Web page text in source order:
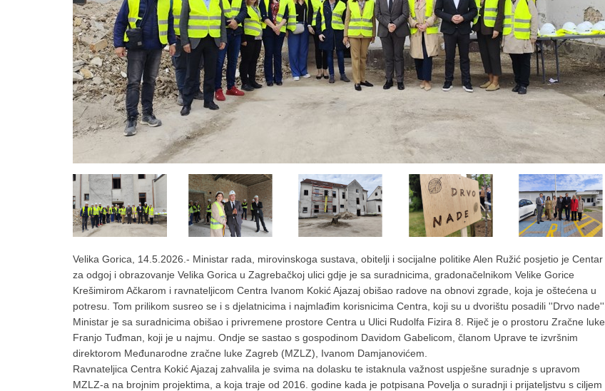
Velika Gorica, 14.5.2026.- Ministar rada, mirovinskoga sustava, obitelji i socijalne politike Alen Ružić posjetio je Centar
za odgoj i obrazovanje Velika Gorica u Zagrebačkoj ulici gdje je sa suradnicima, gradonačelnikom Velike Gorice
Krešimirom Ačkarom i ravnateljicom Centra Ivanom Kokić Ajazaj obišao radove na obnovi zgrade, koja je oštećena u
potresu. Tom prilikom susreo se i s djelatnicima i najmlađim korisnicima Centra, koji su u dvorištu posadili ''Drvo nade''.
Ministar je sa suradnicima obišao i privremene prostore Centra u Ulici Rudolfa Fizira 8. Riječ je o prostoru Zračne luke
Franjo Tuđman, koji je u najmu. Ondje se sastao s gospodinom Davidom Gabelicom, članom Uprave te izvršnim
direktorom Međunarodne zračne luke Zagreb (MZLZ), Ivanom Damjanovićem.
Ravnateljica Centra Kokić Ajazaj zahvalila je svima na dolasku te istaknula važnost uspješne suradnje s upravom
MZLZ-a na brojnim projektima, a koja traje od 2016. godine kada je potpisana Povelja o suradnji i prijateljstvu s ciljem